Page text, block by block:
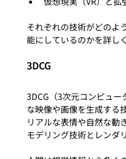
それぞれの技術がどのよ
3DCG
3DCG（3次元コンピュ
な映像や画像を生成する
リアルな表情や自然な動
モデリング技術とレンダ